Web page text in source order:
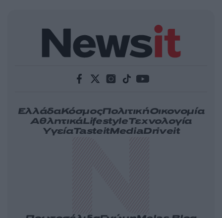
ΕλλάδαΚόσμοςΠολιτικήΟικονομία
ΑθλητικάLifestyleΤεχνολογία
ΥγείαTasteitMediaDriveit